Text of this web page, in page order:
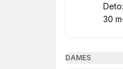
.
30 m·
DAMES